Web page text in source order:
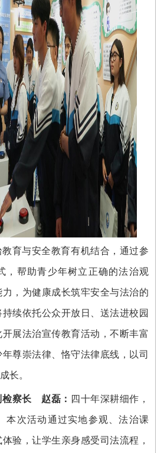
育与安全教育有机结合，通过参
，帮助青少年树立正确的法治观
，为健康成长筑牢安全与法治的
续依托公众开放日、送法进校园
展法治宣传教育活动，不断丰富
尊崇法律、恪守法律底线，以司
长。
检察长 赵磊： 四十年深耕细作，
本次活动通过实地参观、法治课
验，让学生亲身感受司法流程，